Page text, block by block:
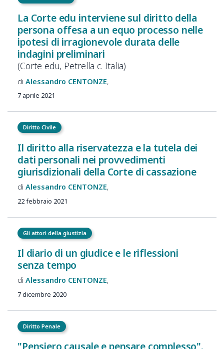
La Corte edu interviene sul diritto della
persona offesa a un equo processo nelle
ipotesi di irragionevole durata delle
indagini preliminari
(Corte edu, Petrella c. Italia)
Alessandro CENTONZE
7 aprile 2021
Diritto Civile
Il diritto alla riservatezza e la tutela dei
dati personali nei provvedimenti
giurisdizionali della Corte di cassazione
Alessandro CENTONZE
22 febbraio 2021
Gli attori della giustizia
Il diario di un giudice e le riflessioni
senza tempo
Alessandro CENTONZE
7 dicembre 2020
Diritto Penale
"Pensiero causale e pensare complesso".